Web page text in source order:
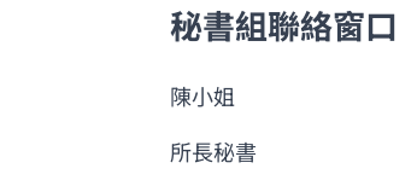
秘書組聯絡窗口
陳小姐
所長秘書